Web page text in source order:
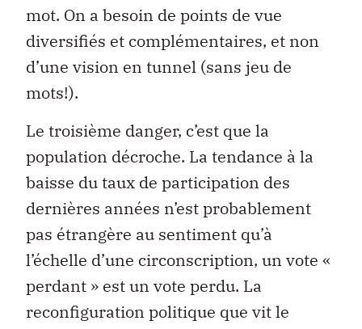
mot. On a besoin de points de vue
diversifiés et complémentaires, et non
d’une vision en tunnel (sans jeu de
mots!).
Le troisième danger, c’est que la
population décroche. La tendance à la
baisse du taux de participation des
dernières années n’est probablement
pas étrangère au sentiment qu’à
l’échelle d’une circonscription, un vote «
perdant » est un vote perdu. La
reconfiguration politique que vit le